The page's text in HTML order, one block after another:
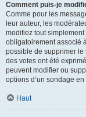
Comment puis-je
Comme pour les
leur auteur, les
modifiez tout
obligatoirement associé
possible de supprimer le
des votes ont été
peuvent modifier ou
options d’un sondage en
Haut